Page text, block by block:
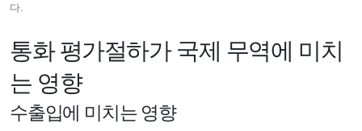
다.
통화 평가절하가 국제 무역에 미치
는 영향
수출입에 미치는 영향